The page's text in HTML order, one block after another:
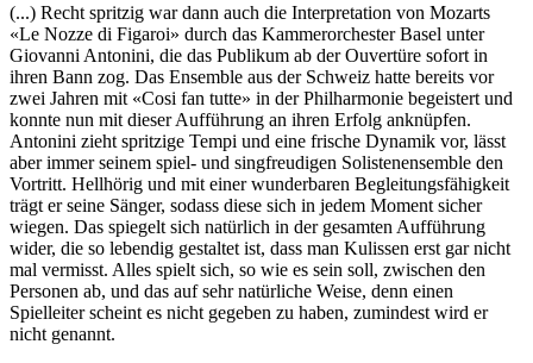
(...) Recht spritzig war dann auch die Interpretation von Mozarts
«Le Nozze di Figaroi» durch das Kammerorchester Basel unter
Giovanni Antonini, die das Publikum ab der Ouvertüre sofort in
ihren Bann zog. Das Ensemble aus der Schweiz hatte bereits vor
zwei Jahren mit «Cosi fan tutte» in der Philharmonie begeistert und
konnte nun mit dieser Aufführung an ihren Erfolg anknüpfen.
Antonini zieht spritzige Tempi und eine frische Dynamik vor, lässt
aber immer seinem spiel- und singfreudigen Solistenensemble den
Vortritt. Hellhörig und mit einer wunderbaren Begleitungsfähigkeit
trägt er seine Sänger, sodass diese sich in jedem Moment sicher
wiegen. Das spiegelt sich natürlich in der gesamten Aufführung
wider, die so lebendig gestaltet ist, dass man Kulissen erst gar nicht
mal vermisst. Alles spielt sich, so wie es sein soll, zwischen den
Personen ab, und das auf sehr natürliche Weise, denn einen
Spielleiter scheint es nicht gegeben zu haben, zumindest wird er
nicht genannt.